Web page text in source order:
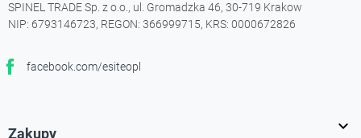
SPINEL TRADE Sp. z o.o., ul. Gromadzka 46, 30-719 Krakow
NIP: 6793146723, REGON: 366999715, KRS: 0000672826
facebook.com/esiteopl
Facebook
Zakupy 